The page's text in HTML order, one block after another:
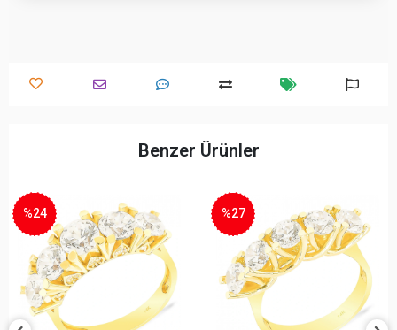
Benzer Ürünler
%27 %23